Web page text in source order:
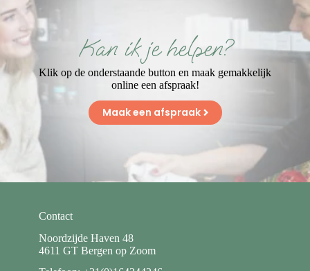
Kan ik je helpen?
Klik op de onderstaande button en maak gemakkelijk
online een afspraak!
Maak een afspraak
Contact
Noordzijde Haven 48
4611 GT Bergen op Zoom